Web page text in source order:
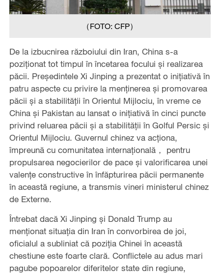
（FOTO: CFP）
De la izbucnirea războiului din Iran, China s-a
poziționat tot timpul în încetarea focului și realizarea
păcii. Președintele Xi Jinping a prezentat o inițiativă în
patru aspecte cu privire la menținerea și promovarea
păcii și a stabilității în Orientul Mijlociu, în vreme ce
China și Pakistan au lansat o inițiativă în cinci puncte
privind reluarea păcii și a stabilității în Golful Persic și
Orientul Mijlociu. Guvernul chinez va acționa,
împreună cu comunitatea internațională， pentru
propulsarea negocierilor de pace și valorificarea unei
valențe constructive în înfăpturirea păcii permanente
în această regiune, a transmis vineri ministerul chinez
de Externe.
Întrebat dacă Xi Jinping și Donald Trump au
menționat situația din Iran în convorbirea de joi,
oficialul a subliniat că poziția Chinei în această
chestiune este foarte clară. Conflictele au adus mari
pagube popoarelor diferitelor state din regiune,